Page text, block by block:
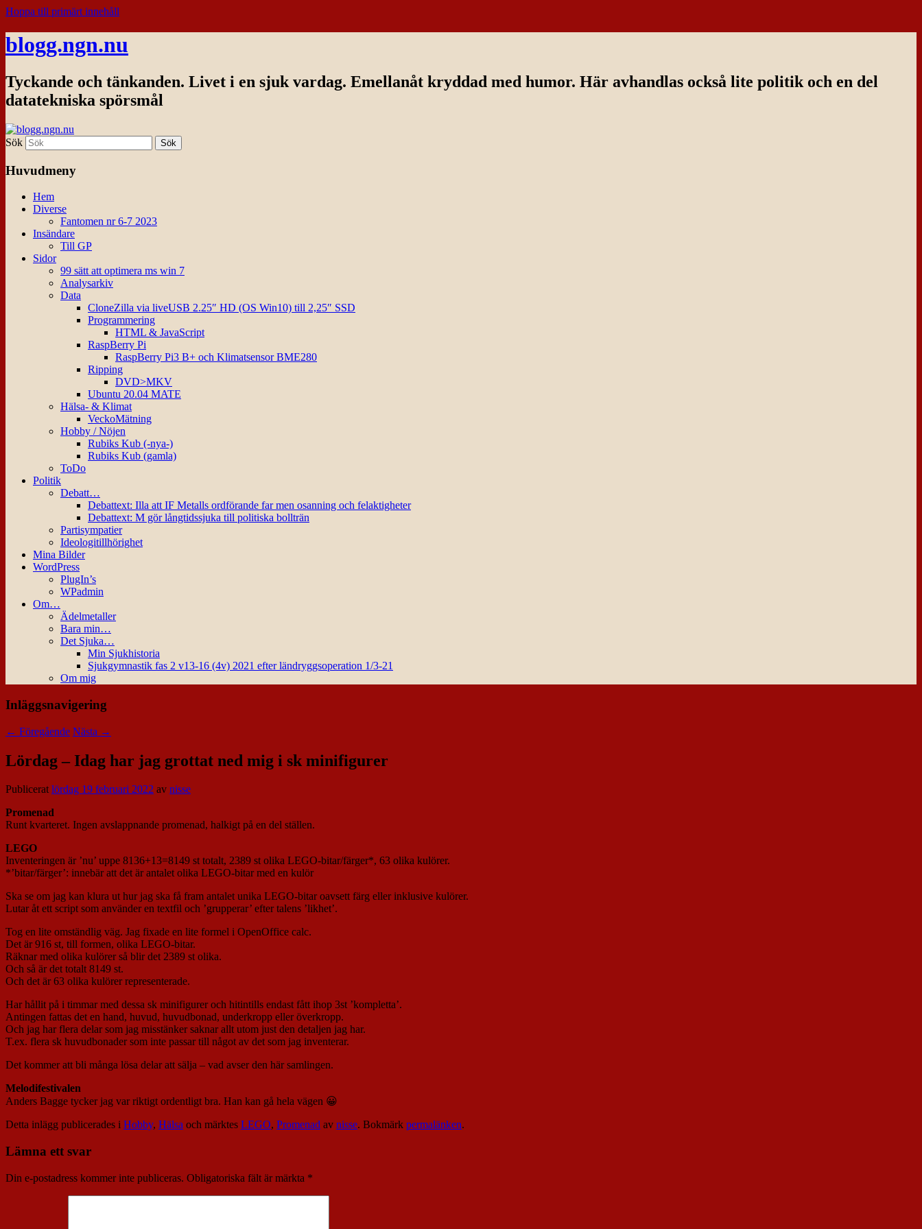
Hoppa till primärt innehåll
blogg.ngn.nu
Tyckande och tänkanden. Livet i en sjuk vardag. Emellanåt kryddad med humor. Här avhandlas också lite politik och en del
datatekniska spörsmål
Sök
Huvudmeny
Hem
Diverse
Fantomen nr 6-7 2023
Insändare
Till GP
Sidor
99 sätt att optimera ms win 7
Analysarkiv
Data
CloneZilla via liveUSB 2.25″ HD (OS Win10) till 2,25″ SSD
Programmering
HTML & JavaScript
RaspBerry Pi
RaspBerry Pi3 B+ och Klimatsensor BME280
Ripping
DVD>MKV
Ubuntu 20.04 MATE
Hälsa- & Klimat
VeckoMätning
Hobby / Nöjen
Rubiks Kub (-nya-)
Rubiks Kub (gamla)
ToDo
Politik
Debatt…
Debattext: Illa att IF Metalls ordförande far men osanning och felaktigheter
Debattext: M gör långtidssjuka till politiska bollträn
Partisympatier
Ideologitillhörighet
Mina Bilder
WordPress
PlugIn’s
WPadmin
Om…
Ädelmetaller
Bara min…
Det Sjuka…
Min Sjukhistoria
Sjukgymnastik fas 2 v13-16 (4v) 2021 efter ländryggsoperation 1/3-21
Om mig
Inläggsnavigering
← Föregående Nästa →
Lördag – Idag har jag grottat ned mig i sk minifigurer
Publiceratlördag 19 februari 2022 av nisse
Promenad
Runt kvarteret. Ingen avslappnande promenad, halkigt på en del ställen.
LEGO
Inventeringen är ’nu’ uppe 8136+13=8149 st totalt, 2389 st olika LEGO-bitar/färger*, 63 olika kulörer.
*’bitar/färger’: innebär att det är antalet olika LEGO-bitar med en kulör
Ska se om jag kan klura ut hur jag ska få fram antalet unika LEGO-bitar oavsett färg eller inklusive kulörer.
Lutar åt ett script som använder en textfil och ’grupperar’ efter talens ’likhet’.
Tog en lite omständlig väg. Jag fixade en lite formel i OpenOffice calc.
Det är 916 st, till formen, olika LEGO-bitar.
Räknar med olika kulörer så blir det 2389 st olika.
Och så är det totalt 8149 st.
Och det är 63 olika kulörer representerade.
Har hållit på i timmar med dessa sk minifigurer och hitintills endast fått ihop 3st ’kompletta’.
Antingen fattas det en hand, huvud, huvudbonad, underkropp eller överkropp.
Och jag har flera delar som jag misstänker saknar allt utom just den detaljen jag har.
T.ex. flera sk huvudbonader som inte passar till något av det som jag inventerar.
Det kommer att bli många lösa delar att sälja – vad avser den här samlingen.
Melodifestivalen
Anders Bagge tycker jag var riktigt ordentligt bra. Han kan gå hela vägen 😀
Detta inlägg publicerades i Hobby, Hälsa och märktes LEGO, Promenad av nisse. Bokmärk permalänken.
Lämna ett svar
Din e-postadress kommer inte publiceras. Obligatoriska fält är märkta *